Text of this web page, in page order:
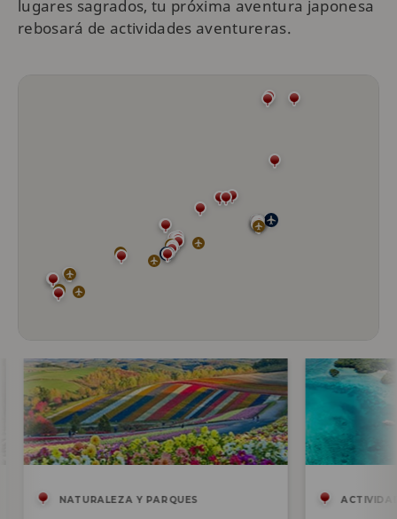
lugares sagrados, tu próxima aventura japonesa
rebosará de actividades aventureras.
NATURALEZA Y PARQUES